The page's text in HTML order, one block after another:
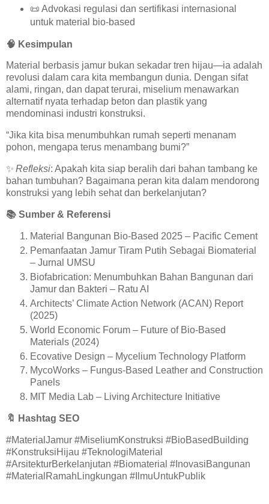
📜 Advokasi regulasi dan sertifikasi internasional
untuk material bio-based
🧠 Kesimpulan
Material berbasis jamur bukan sekadar tren hijau—ia adalah
revolusi dalam cara kita membangun dunia. Dengan sifat
alami, ringan, dan dapat terurai, miselium menawarkan
alternatif nyata terhadap beton dan plastik yang
mendominasi industri konstruksi.
“Jika kita bisa menumbuhkan rumah seperti menanam
pohon, mengapa terus menambang bumi?”
✨ Refleksi: Apakah kita siap beralih dari bahan tambang ke
bahan tumbuhan? Bagaimana peran kita dalam mendorong
konstruksi yang lebih sehat dan berkelanjutan?
📚 Sumber & Referensi
Material Bangunan Bio-Based 2025 – Pacific Cement
Pemanfaatan Jamur Tiram Putih Sebagai Biomaterial
– Jurnal UMSU
Biofabrication: Menumbuhkan Bahan Bangunan dari
Jamur dan Bakteri – Ratu AI
Architects’ Climate Action Network (ACAN) Report
(2025)
World Economic Forum – Future of Bio-Based
Materials (2024)
Ecovative Design – Mycelium Technology Platform
MycoWorks – Fungus-Based Leather and Construction
Panels
MIT Media Lab – Living Architecture Initiative
🔖 Hashtag SEO
#MaterialJamur #MiseliumKonstruksi #BioBasedBuilding
#KonstruksiHijau #TeknologiMaterial
#ArsitekturBerkelanjutan #Biomaterial #InovasiBangunan
#MaterialRamahLingkungan #IlmuUntukPublik